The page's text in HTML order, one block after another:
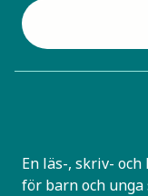
En läs-, skriv-
för barn och unga